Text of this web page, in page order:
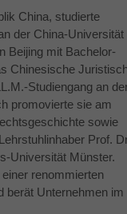
China, studierte
der China-Universität
Beijing mit Bachelor-
Chinesische
Studiengang an
promovierte sie am
sowie
Prof.
Universität Münster.
renommierten
berät Unternehmen im